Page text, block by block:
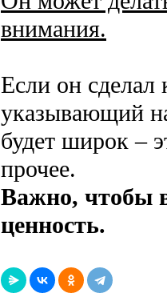
внимания.
Если он сделал
указывающий
будет широк –
прочее.
Важно, чтобы
ценность.